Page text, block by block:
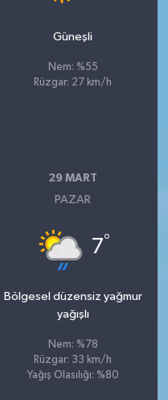
Güneşli
Nem: %55
Rüzgar: 27 km/h
29 MART
PAZAR
7°
Bölgesel düzensiz yağmur
yağışlı
Nem: %78
Rüzgar: 33 km/h
Yağış Olasılığı: %80